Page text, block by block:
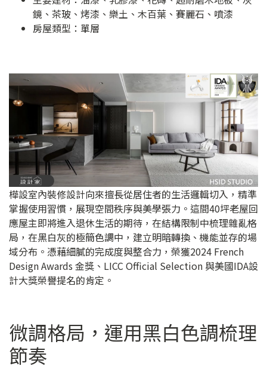
鏡、茶玻、烤漆、樂土、木百葉、賽麗石、噴漆
房屋類型：單層
樺設室內裝修設計向來擅長從居住者的生活邏輯切入，精準
掌握使用習慣，展現空間秩序與美學張力。這間40坪老屋回
應屋主即將進入退休生活的期待，在結構限制中梳理雜亂格
局，在黑白灰的極簡色調中，建立明暗轉換、機能並存的場
域分布。憑藉細膩的完成度與整合力，榮獲2024 French
Design Awards 金獎、LICC Official Selection 與美國IDA設
計大獎榮譽提名的肯定。
微調格局，運用黑白色調梳理
節奏